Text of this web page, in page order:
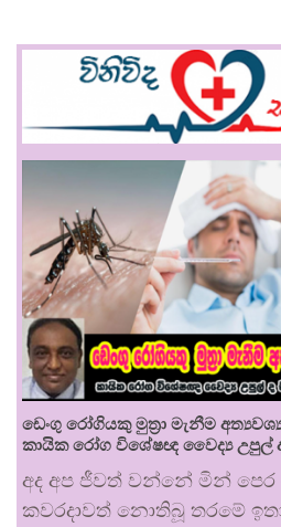
ඩෙංගු රෝගියකු ⁣මුත්‍රා මැනීම
කායික රෝග විශේෂඥ වෛද්‍ය උපුල්
අද අප ජීවත් වන්නේ මින් පෙර
කවරදාවත් නොතිබූ තරමේ